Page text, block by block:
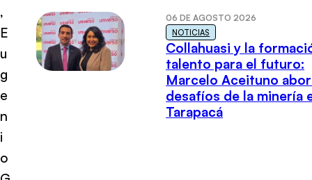
,
E
u
g
e
n
i
o
06 DE AGOSTO 2026
NOTICIAS
Collahuasi y la
talento para el futuro:
Marcelo Aceituno
desafíos de la minería
Tarapacá